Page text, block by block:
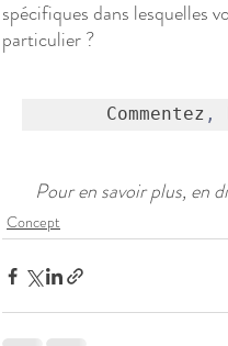
spécifiques dans lesquelles
particulier ?
Commentez ,
Pour en savoir plus, en
Concept